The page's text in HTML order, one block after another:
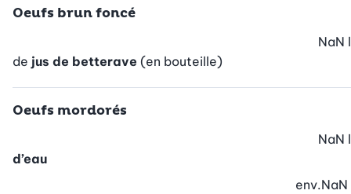
Oeufs brun foncé
de jus de betterave (en bouteille)
NaN l
Oeufs mordorés
d’eau
NaN l
env.NaN